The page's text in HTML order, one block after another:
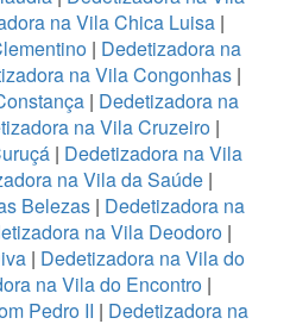
na Vila Chica Luisa |
| Dedetizadora na
na Vila Congonhas |
| Dedetizadora na
na Vila Cruzeiro |
| Dedetizadora na Vila
na Vila da Saúde|
Belezas | Dedetizadora na
na Vila Deodoro |
| Dedetizadora na Vila do
na Vila do Encontro|
Pedro II | Dedetizadora na